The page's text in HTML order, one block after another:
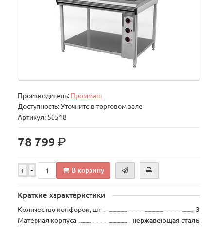
Производитель: Проммаш
Доступность: Уточните в торговом зале
Артикул: 50518
78 799р.
+ - В корзину
Краткие характеристики
Количество конфорок, шт
3
Материал корпуса
нержавеющая сталь